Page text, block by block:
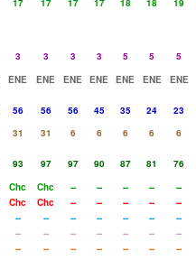
17 17 17 17 18 18
19
3 3 3 3 5 5
5
ENE ENE ENE ENE ENE ENE
ENE
56 56 56 45 35 24
23
31 31 6 6 6 6
6
93 97 97 90 87 81
76
Chc Chc -- -- -- --
--
Chc Chc -- -- -- --
--
-- -- -- -- -- --
--
-- -- -- -- -- --
--
-- -- -- -- -- -- --